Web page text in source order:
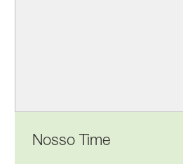
Nosso Time